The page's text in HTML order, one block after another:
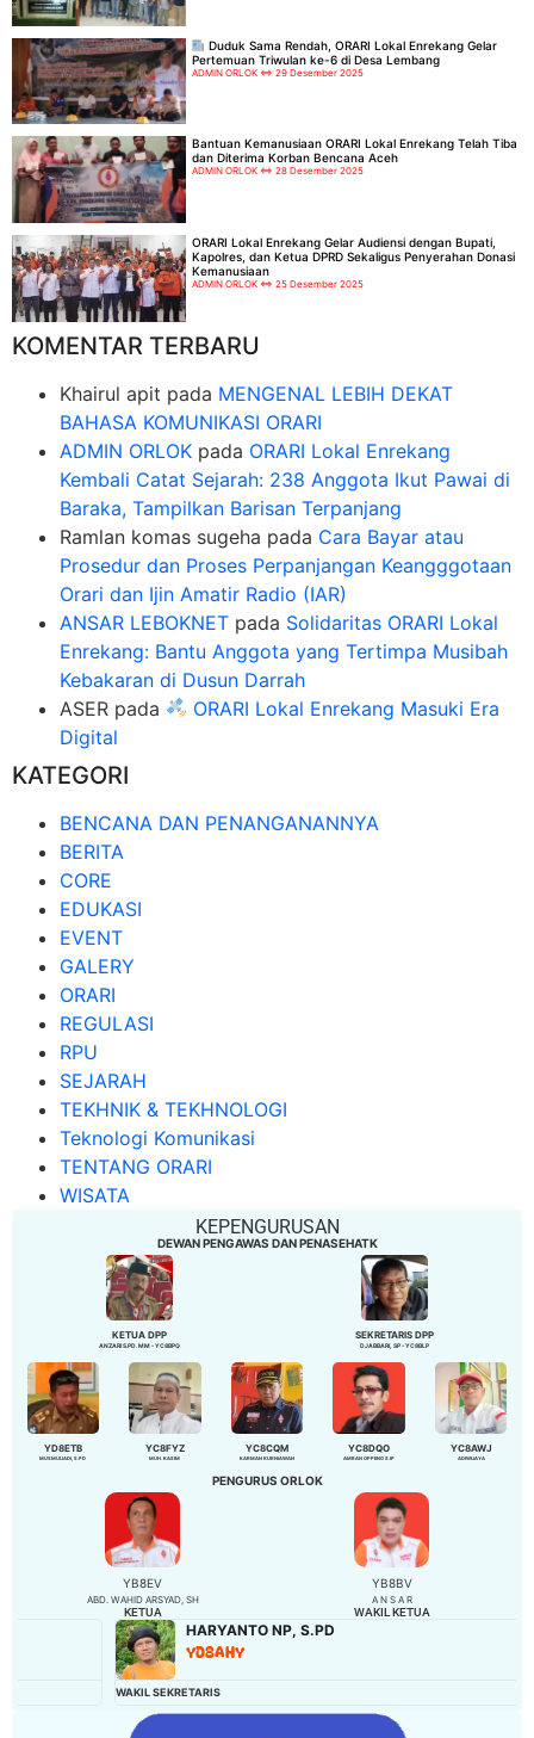
Duduk Sama Rendah, ORARI Lokal Enrekang Gelar
Pertemuan Triwulan ke-6 di Desa Lembang
ADMIN ORLOK 29 Desember 2025
Bantuan Kemanusiaan ORARI Lokal Enrekang Telah Tiba
dan Diterima Korban Bencana Aceh
ADMIN ORLOK 28 Desember 2025
ORARI Lokal Enrekang Gelar Audiensi dengan Bupati,
Kapolres, dan Ketua DPRD Sekaligus Penyerahan Donasi
Kemanusiaan
ADMIN ORLOK 25 Desember 2025
KOMENTAR TERBARU
Khairul apit pada MENGENAL LEBIH DEKAT
BAHASA KOMUNIKASI ORARI
ADMIN ORLOK pada ORARI Lokal Enrekang
Kembali Catat Sejarah: 238 Anggota Ikut Pawai di
Baraka, Tampilkan Barisan Terpanjang
Ramlan komas sugeha pada Cara Bayar atau
Prosedur dan Proses Perpanjangan Keangggotaan
Orari dan Ijin Amatir Radio (IAR)
ANSAR LEBOKNET pada Solidaritas ORARI Lokal
Enrekang: Bantu Anggota yang Tertimpa Musibah
Kebakaran di Dusun Darrah
ASER pada
ORARI Lokal Enrekang Masuki Era
Digital
KATEGORI
BENCANA DAN PENANGANANNYA
BERITA
CORE
EDUKASI
EVENT
GALERY
ORARI
REGULASI
RPU
SEJARAH
TEKHNIK & TEKHNOLOGI
Teknologi Komunikasi
TENTANG ORARI
WISATA
KEPENGURUSAN
DEWAN PENGAWAS DAN PENASEHATK
KETUA DPP
ANZARI S.PD. MM - YC8BPQ
SEKRETARIS DPP
DJABBARI, SP - YC8BLP
YD8ETB
MUSMULIADI, S.PD
YC8FYZ
MUH. KASIM
YC8CQM
KARMAN KURNIAWAN
YC8DQO
AMRAN OPPENG S.IP
YC8AWJ
ADIWIJAYA
PENGURUS ORLOK
YB8EV
ABD. WAHID ARSYAD, SH
KETUA
YB8BV
A N S A R
WAKIL KETUA
HARYANTO NP, S.PD
YD8AHY
WAKIL SEKRETARIS